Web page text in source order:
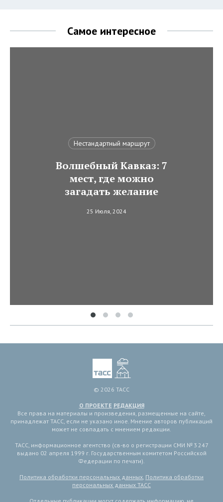
Самое интересное
Нестандартный маршрут
Волшебный Кавказ: 7
мест, где можно
загадать желание
25 Июля, 2024
© 2026 ТАСС
О ПРОЕКТЕ РЕДАКЦИЯ
Все права на материалы и произведения, размещенные на сайте,
принадлежат ТАСС, если не указано иное. Мнение авторов публикаций
может не совпадать с мнением редакции.
ТАСС, информационное агентство (св-во о регистрации СМИ № 3 247
выдано 02 апреля 1999 г. Государственным комитетом Российской
Федерации по печати).
Политика обработки персональных данных, Политика обработки
персональных данных ТАСС